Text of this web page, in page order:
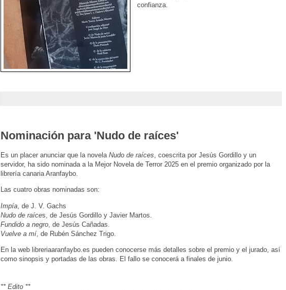
confianza.
Nominación para 'Nudo de raíces'
Es un placer anunciar que la novela Nudo de raíces, coescrita por Jesús Gordillo y un
servidor, ha sido nominada a la Mejor Novela de Terror 2025 en el premio organizado por la
librería canaria Aranfaybo.
Las cuatro obras nominadas son:
Impía , de J. V. Gachs
Nudo de raíces, de Jesús Gordillo y Javier Martos.
Fundido a negro , de Jesús Cañadas.
Vuelve a mí, de Rubén Sánchez Trigo.
En la web libreriaaranfaybo.es pueden conocerse más detalles sobre el premio y el jurado, así
como sinopsis y portadas de las obras. El fallo se conocerá a finales de junio.
** Edito **